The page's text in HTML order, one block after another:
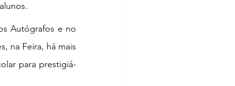
Autógrafos e no
na Feira, há mais
para prestigiá-